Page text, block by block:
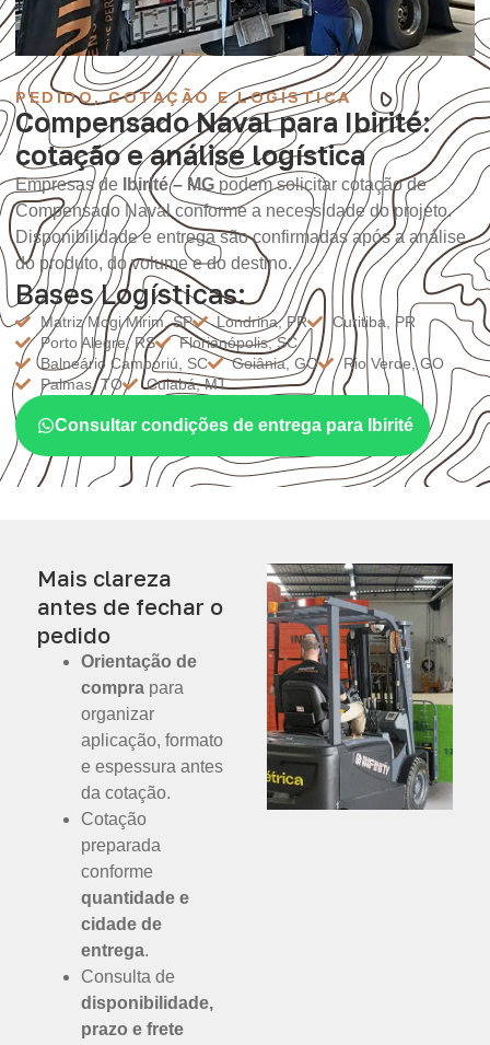
PEDIDO, COTAÇÃO E LOGÍSTICA
Compensado Naval para Ibirité:
cotação e análise logística
Empresas de Ibirité – MG podem solicitar cotação de
Compensado Naval conforme a necessidade do projeto.
Disponibilidade e entrega são confirmadas após a análise
do produto, do volume e do destino.
Bases Logísticas:
Matriz Mogi Mirim, SP Londrina, PR
Curitiba, PR
Porto Alegre, RS
Florianópolis, SC
Balneário Camboriú, SC
Goiânia, GO
Rio Verde, GO
Palmas, TO
Cuiabá, MT
Consultar condições de entrega para Ibirité
Mais clareza
antes de fechar o
pedido
Orientação de
compra para
organizar
aplicação, formato
e espessura antes
da cotação.
Cotação
preparada
conforme
quantidade e
cidade de
entrega.
Consulta de
disponibilidade,
prazo e frete